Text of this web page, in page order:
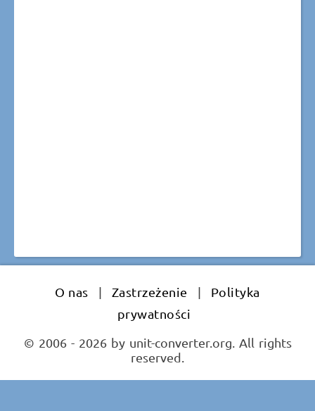
O nas | Zastrzeżenie |
Polityka
prywatności
© 2006 - 2026 by unit-converter.org. All rights
reserved.